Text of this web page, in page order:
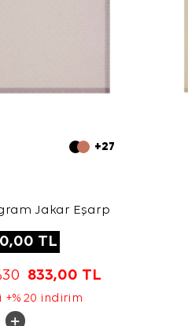
+27
Jakar Eşarp
TL
833,00 TL
+% 20 indirim